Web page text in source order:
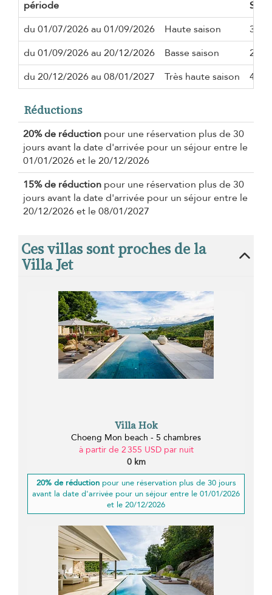
période
du 01/07/2026 au 01/09/2026
Haute saison
3
du 01/09/2026 au 20/12/2026
Basse saison
2
du 20/12/2026 au 08/01/2027
Très haute saison 4
Réductions
20% de réduction pour une réservation plus de 30
jours avant la date d'arrivée pour un séjour entre le
01/01/2026 et le 20/12/2026
15% de réduction pour une réservation plus de 30
jours avant la date d'arrivée pour un séjour entre le
20/12/2026 et le 08/01/2027
Ces villas sont proches de la
Villa Jet
Villa Hok
Choeng Mon beach - 5 chambres
à partir de 2 355 USD par nuit
0 km
20% de réductionpour une réservation plus de 30 jours
avant la date d'arrivée pour un séjour entre le 01/01/2026
et le 20/12/2026